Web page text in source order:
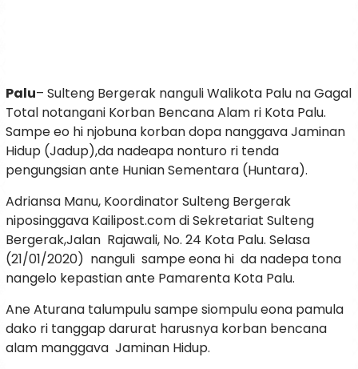
Palu– Sulteng Bergerak nanguli Walikota Palu na Gagal
Total notangani Korban Bencana Alam ri Kota Palu.
Sampe eo hi njobuna korban dopa nanggava Jaminan
Hidup (Jadup),da nadeapa nonturo ri tenda
pengungsian ante Hunian Sementara (Huntara).
Adriansa Manu, Koordinator Sulteng Bergerak
niposinggava Kailipost.com di Sekretariat Sulteng
Bergerak,Jalan Rajawali, No. 24 Kota Palu. Selasa
(21/01/2020) nanguli sampe eona hi da nadepa tona
nangelo kepastian ante Pamarenta Kota Palu.
Ane Aturana talumpulu sampe siompulu eona pamula
dako ri tanggap darurat harusnya korban bencana
alam manggava Jaminan Hidup.